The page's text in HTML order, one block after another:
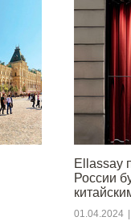
Ellassay
России
01.04.2024